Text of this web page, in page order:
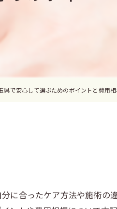
県で安心して選ぶためのポイントと費用
に合ったケア方法や施術の違